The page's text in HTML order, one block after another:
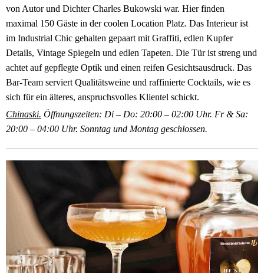
von Autor und Dichter Charles Bukowski war. Hier finden
maximal 150 Gäste in der coolen Location Platz. Das Interieur ist
im Industrial Chic gehalten gepaart mit Graffiti, edlen Kupfer
Details, Vintage Spiegeln und edlen Tapeten. Die Tür ist streng und
achtet auf gepflegte Optik und einen reifen Gesichtsausdruck. Das
Bar-Team serviert Qualitätsweine und raffinierte Cocktails, wie es
sich für ein älteres, anspruchsvolles Klientel schickt.
Chinaski. Öffnungszeiten: Di – Do: 20:00 – 02:00 Uhr. Fr & Sa:
20:00 – 04:00 Uhr. Sonntag und Montag geschlossen.